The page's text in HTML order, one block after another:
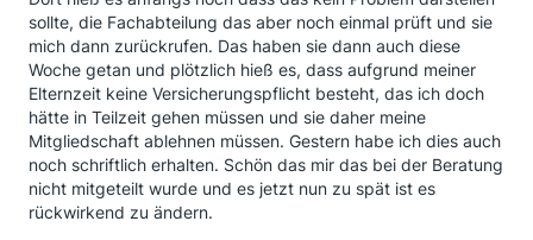
sollte, die Fachabteilung das aber noch einmal prüft und sie
mich dann zurückrufen. Das haben sie dann auch diese
Woche getan und plötzlich hieß es, dass aufgrund meiner
Elternzeit keine Versicherungspflicht besteht, das ich doch
hätte in Teilzeit gehen müssen und sie daher meine
Mitgliedschaft ablehnen müssen. Gestern habe ich dies auch
noch schriftlich erhalten. Schön das mir das bei der Beratung
nicht mitgeteilt wurde und es jetzt nun zu spät ist es
rückwirkend zu ändern.